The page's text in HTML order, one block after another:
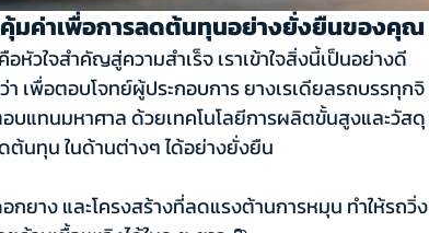
มค่าเพื่อการลดต้นทุนอย่างยั่งยืนของคุณ
วใจสำคัญสู่ความสำเร็จ เราเข้าใจสิ่งนี้เป็นอย่างดี
เพื่อตอบโจทย์ผู้ประกอบการ ยางเรเดียลรถบรรทุกจิ
บแทนมหาศาล ด้วยเทคโนโลยีการผลิตขั้นสูงและวัสดุ
นทุน ในด้านต่างๆ ได้อย่างยั่งยืน
ยาง และโครงสร้างที่ลดแรงต้านการหมุน ทำให้รถวิ่ง